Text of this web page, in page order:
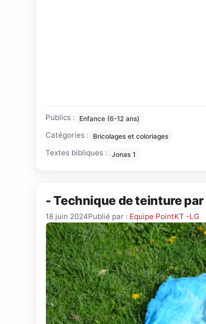
Publics : Enfance (6-12 ans)
Catégories : Bricolages et coloriages
Textes bibliques : Jonas 1
- Technique de teinture
18 juin 2024Publié par : Equipe PointKT -LG